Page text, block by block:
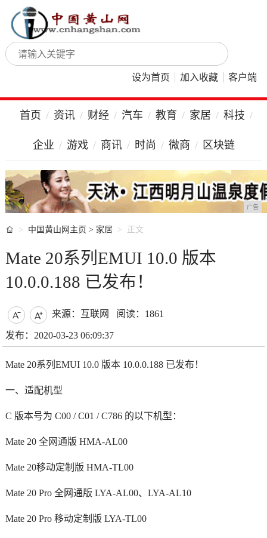
设为首页 加入收藏 客户端
首页 资讯 财经 汽车 教育 家居 科技
企业 游戏 商讯 时尚 微商 区块链
广告
 中国黄山网主页 > 家居 正文
Mate 20系列EMUI 10.0 版本
10.0.0.188 已发布！
  来源：互联网 阅读：1861
发布：2020-03-23 06:09:37
Mate 20系列EMUI 10.0 版本 10.0.0.188 已发布！
一、适配机型
C 版本号为 C00 / C01 / C786 的以下机型：
Mate 20 全网通版 HMA-AL00
Mate 20移动定制版 HMA-TL00
Mate 20 Pro 全网通版 LYA-AL00、LYA-AL10
Mate 20 Pro 移动定制版 LYA-TL00